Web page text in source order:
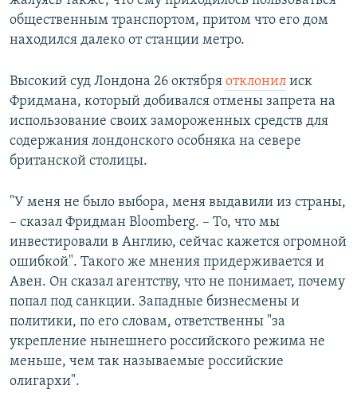
общественным транспортом, притом что его дом
находился далеко от станции метро.
Высокий суд Лондона 26 октября отклонил иск
Фридмана, который добивался отмены запрета на
использование своих замороженных средств для
содержания лондонского особняка на севере
британской столицы.
"У меня не было выбора, меня выдавили из страны,
– сказал Фридман Bloomberg. – То, что мы
инвестировали в Англию, сейчас кажется огромной
ошибкой". Такого же мнения придерживается и
Авен. Он сказал агентству, что не понимает, почему
попал под санкции. Западные бизнесмены и
политики, по его словам, ответственны "за
укрепление нынешнего российского режима не
меньше, чем так называемые российские
олигархи".